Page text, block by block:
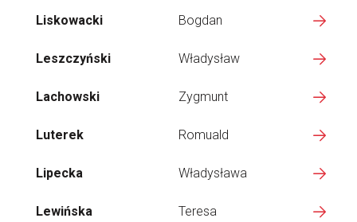
Liskowacki Bogdan
Leszczyński Władysław
Lachowski Zygmunt
Luterek Romuald
Lipecka Władysława
Lewińska Teresa